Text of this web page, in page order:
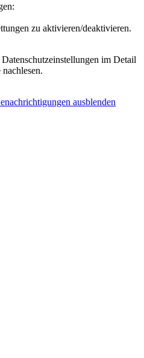
zu aktivieren/deaktivieren.
im Detail
ausblenden